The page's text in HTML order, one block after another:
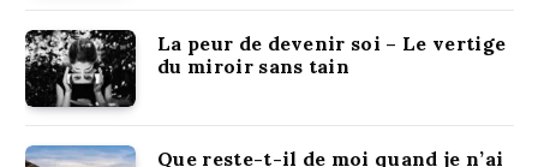
La peur de devenir soi – Le vertige
du miroir sans tain
Que reste-t-il de moi quand je n’ai